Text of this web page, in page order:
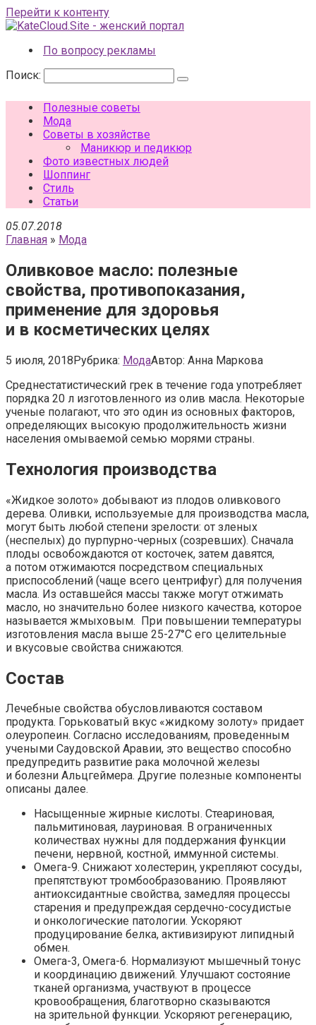
Перейти к контенту
По вопросу рекламы
Поиск:
Полезные советы
Мода
Советы в хозяйстве
Маникюр и педикюр
Фото известных людей
Шоппинг
Стиль
Статьи
05.07.2018
Главная » Мода
Оливковое масло: полезные
свойства, противопоказания,
применение для здоровья
и в косметических целях
5 июля, 2018Рубрика: МодаАвтор: Анна Маркова
Среднестатистический грек в течение года употребляет
порядка 20 л изготовленного из олив масла. Некоторые
ученые полагают, что это один из основных факторов,
определяющих высокую продолжительность жизни
населения омываемой семью морями страны.
Технология производства
«Жидкое золото» добывают из плодов оливкового
дерева. Оливки, используемые для производства масла,
могут быть любой степени зрелости: от зленых
(неспелых) до пурпурно-черных (созревших). Сначала
плоды освобождаются от косточек, затем давятся,
а потом отжимаются посредством специальных
приспособлений (чаще всего центрифуг) для получения
масла. Из оставшейся массы также могут отжимать
масло, но значительно более низкого качества, которое
называется жмыховым. При повышении температуры
изготовления масла выше 25-27°C его целительные
и вкусовые свойства снижаются.
Состав
Лечебные свойства обусловливаются составом
продукта. Горьковатый вкус «жидкому золоту» придает
олеуропеин. Согласно исследованиям, проведенным
учеными Саудовской Аравии, это вещество способно
предупредить развитие рака молочной железы
и болезни Альцгеймера. Другие полезные компоненты
описаны далее.
Насыщенные жирные кислоты. Стеариновая,
пальмитиновая, лауриновая. В ограниченных
количествах нужны для поддержания функции
печени, нервной, костной, иммунной системы.
Омега-9. Снижают холестерин, укрепляют сосуды,
препятствуют тромбообразованию. Проявляют
антиоксидантные свойства, замедляя процессы
старения и предупреждая сердечно-сосудистые
и онкологические патологии. Ускоряют
продуцирование белка, активизируют липидный
обмен.
Омега-3, Омега-6. Нормализуют мышечный тонус
и координацию движений. Улучшают состояние
тканей организма, участвуют в процессе
кровообращения, благотворно сказываются
на зрительной функции. Ускоряют регенерацию,